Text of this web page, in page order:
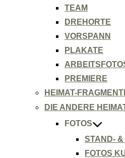
TEAM
DREHORTE
VORSPANN
PLAKATE
PREMIERE
HEIMAT-
DIE ANDERE
FOTOS
STAND- &
FOTOS